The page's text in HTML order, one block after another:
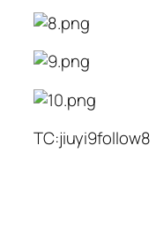
TC:jiuyi9follow8